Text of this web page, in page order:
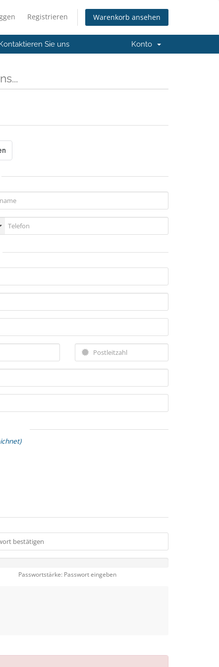
Registrieren Warenkorb ansehen
Sie uns Konto
Passwortstärke: Passwort eingeben